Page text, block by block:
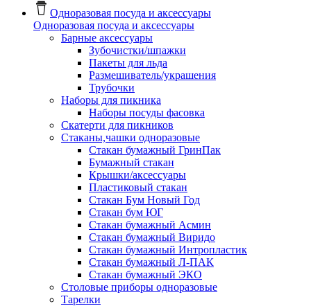
Одноразовая посуда и аксессуары
Одноразовая посуда и аксессуары
Барные аксессуары
Зубочистки/шпажки
Пакеты для льда
Размешиватель/украшения
Трубочки
Наборы для пикника
Наборы посуды фасовка
Скатерти для пикников
Стаканы,чашки одноразовые
Cтакан бумажный ГринПак
Бумажный стакан
Крышки/аксессуары
Пластиковый стакан
Стакан Бум Новый Год
Стакан бум ЮГ
Стакан бумажный Асмин
Стакан бумажный Виридо
Стакан бумажный Интропластик
Стакан бумажный Л-ПАК
Стакан бумажный ЭКО
Столовые приборы одноразовые
Тарелки